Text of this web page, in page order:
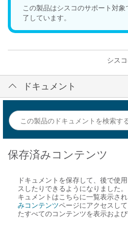
この製品はシスコのサポート対
了しています。
シス
ドキュメント
保存済みコンテンツ
ドキュメントを保存して、後で使
スしたりできるようになりました
キュメントはこちらに一覧表示され
みコンテンツページにアクセスし
たすべてのコンテンツを表示および